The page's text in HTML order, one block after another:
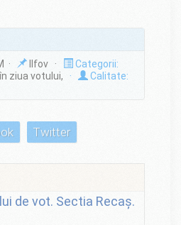
· Ilfov ·
Categorii:
ziua votului,
·
Calitate:
Twitter
de vot. Sectia Recaș.